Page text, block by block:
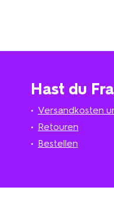
Hast du
Versandkosten
Retouren
Bestellen